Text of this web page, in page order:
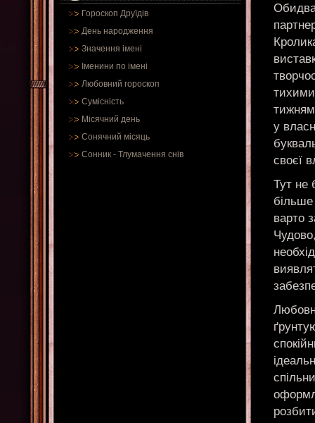
Гороскоп Друїдів
День народження
Значення імені
Іменини по імені
Любовний гороскоп
Сумісність
Місячний день
Сонячний місяць
Сонник - Тлумачення снів
тихими
у
своєї
Тут не
варто